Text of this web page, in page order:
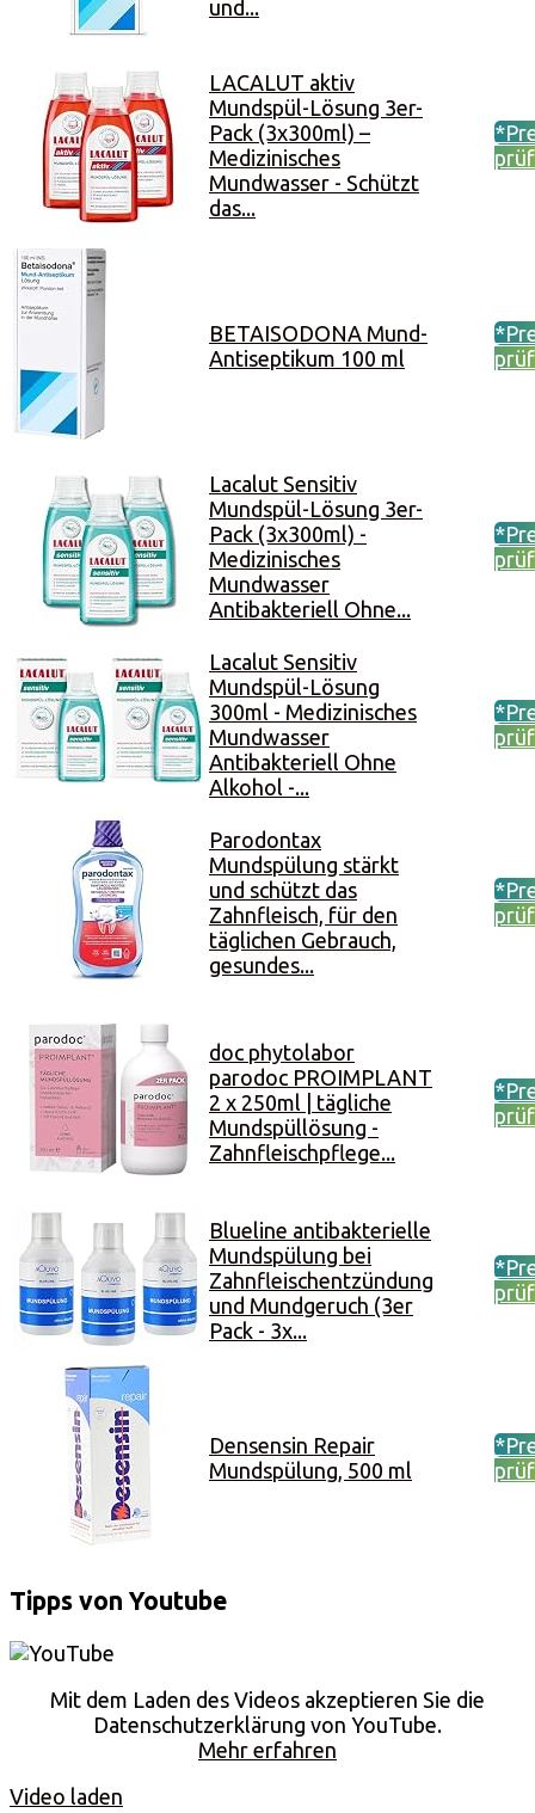
und...
LACALUT aktiv
Mundspül-Lösung 3er-
Pack (3x300ml) –
Medizinisches
Mundwasser - Schützt
das...
BETAISODONA Mund-
Antiseptikum 100 ml
Lacalut Sensitiv
Mundspül-Lösung 3er-
Pack (3x300ml) -
Medizinisches
Mundwasser
Antibakteriell Ohne...
Lacalut Sensitiv
Mundspül-Lösung
300ml - Medizinisches
Mundwasser
Antibakteriell Ohne
Alkohol -...
Parodontax
Mundspülung stärkt
und schützt das
Zahnfleisch, für den
täglichen Gebrauch,
gesundes...
doc phytolabor
parodoc PROIMPLANT
2 x 250ml | tägliche
Mundspüllösung -
Zahnfleischpflege...
Blueline antibakterielle
Mundspülung bei
Zahnfleischentzündung
und Mundgeruch (3er
Pack - 3x...
Densensin Repair
Mundspülung, 500 ml
Tipps von Youtube
Mit dem Laden des Videos akzeptieren Sie die
Datenschutzerklärung von YouTube.
Mehr erfahren
Video laden